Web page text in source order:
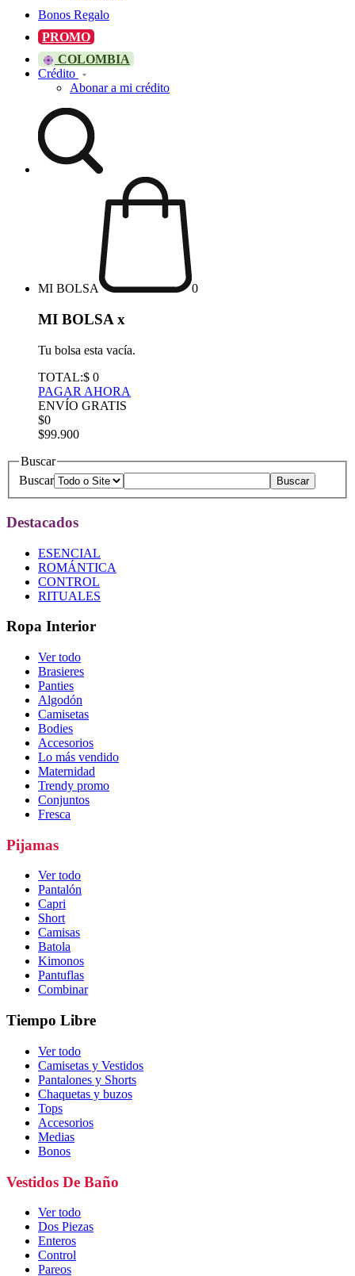
Bonos Regalo
PROMO
COLOMBIA
Crédito
Abonar a mi crédito
MI BOLSA 0
MI BOLSA x
Tu bolsa esta vacía.
TOTAL:$ 0
PAGAR AHORA
ENVÍO GRATIS
$0
$99.900
Buscar
Buscar
Destacados
ESENCIAL
ROMÁNTICA
CONTROL
RITUALES
Ropa Interior
Ver todo
Brasieres
Panties
Algodón
Camisetas
Bodies
Accesorios
Lo más vendido
Maternidad
Trendy promo
Conjuntos
Fresca
Pijamas
Ver todo
Pantalón
Capri
Short
Camisas
Batola
Kimonos
Pantuflas
Combinar
Tiempo Libre
Ver todo
Camisetas y Vestidos
Pantalones y Shorts
Chaquetas y buzos
Tops
Accesorios
Medias
Bonos
Vestidos De Baño
Ver todo
Dos Piezas
Enteros
Control
Pareos